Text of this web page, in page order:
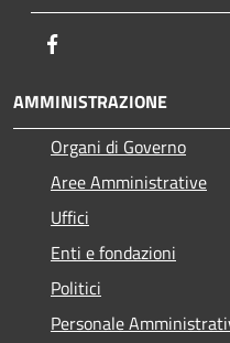
AMMINISTRAZIONE
Organi di Governo
Aree Amministrative
Uffici
Enti e fondazioni
Politici
Personale